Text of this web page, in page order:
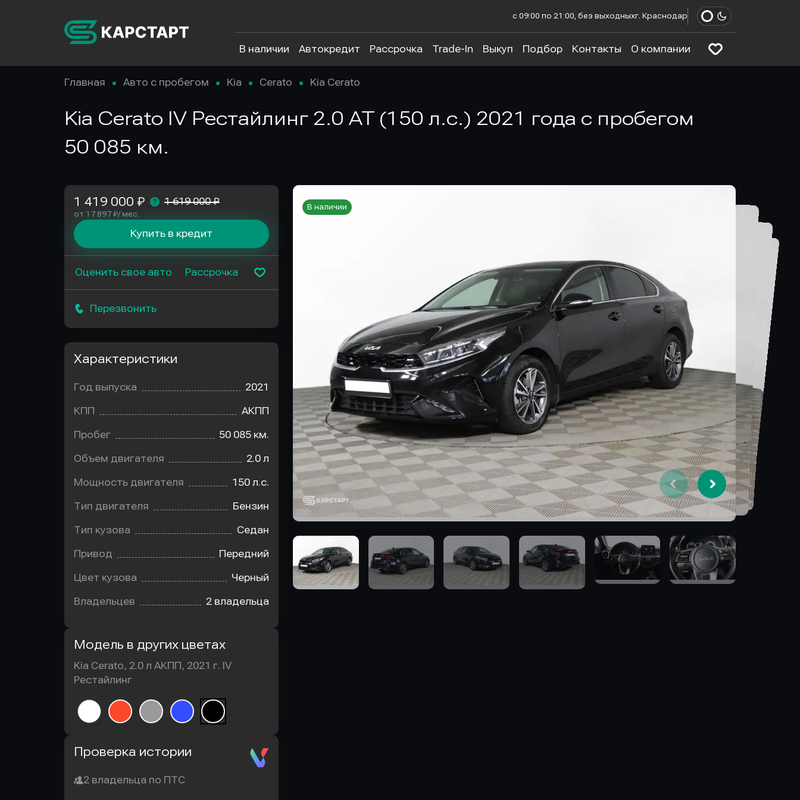
с 09:00 по 21:00, без выходныхг. Краснодар
В наличии Автокредит Рассрочка Trade-In Выкуп Подбор Контакты О компании
Главная Авто с пробегом Kia Cerato Kia Cerato
Kia Cerato IV Рестайлинг 2.0 AT (150 л.с.) 2021 года с пробегом
50 085 км.
В наличии
1 419 000 ₽ 1 619 000 ₽
от 17 897 ₽/ мес.
Купить в кредит
Оценить свое авто Рассрочка
Перезвонить
Характеристики
Год выпуска 2021
КПП АКПП
Пробег 50 085 км.
Объем двигателя 2.0 л
Мощность двигателя 150 л.с.
Тип двигателя Бензин
Тип кузова Седан
Привод Передний
Цвет кузова Черный
Владельцев 2 владельца
Модель в других цветах
Kia Cerato, 2.0 л АКПП, 2021 г. IV
Рестайлинг
Проверка истории
2 владельца по ПТС